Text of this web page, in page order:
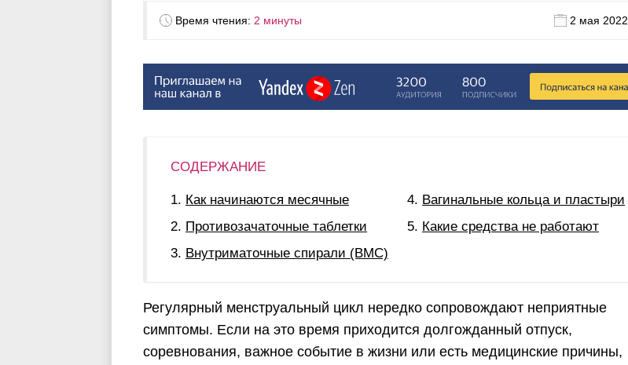
Время чтения: 2 минуты 2 мая 2022
СОДЕРЖАНИЕ
Как начинаются месячные
Противозачаточные таблетки
Внутриматочные спирали (ВМС)
Вагинальные кольца и пластыри
Какие средства не работают
Регулярный менструальный цикл нередко сопровождают неприятные
симптомы. Если на это время приходится долгожданный отпуск,
соревнования, важное событие в жизни или есть медицинские причины,